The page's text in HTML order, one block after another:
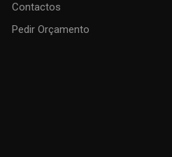
Contactos
Pedir Orçamento